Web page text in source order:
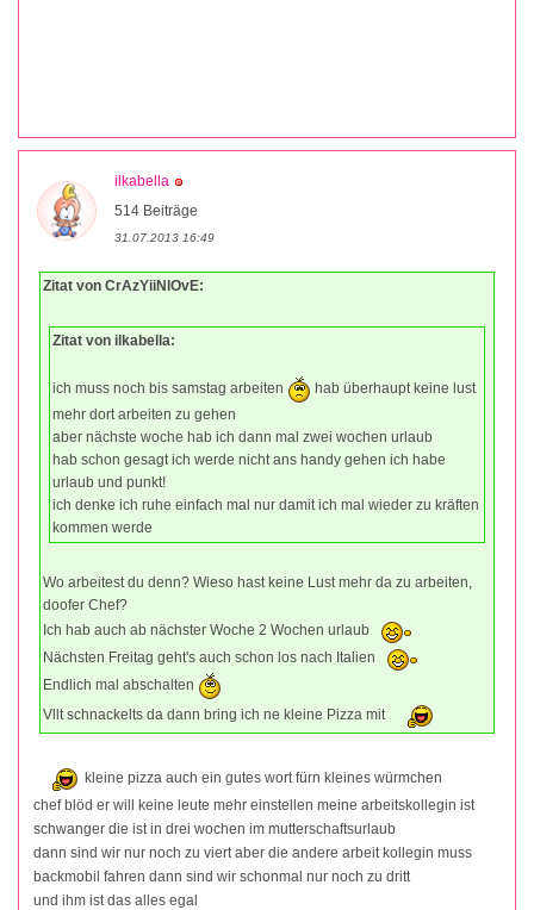
ilkabella
514 Beiträge
31.07.2013 16:49
Zitat von CrAzYiiNlOvE:
Zitat von ilkabella:
ich muss noch bis samstag arbeiten
hab überhaupt keine lust
mehr dort arbeiten zu gehen
aber nächste woche hab ich dann mal zwei wochen urlaub
hab schon gesagt ich werde nicht ans handy gehen ich habe
urlaub und punkt!
ich denke ich ruhe einfach mal nur damit ich mal wieder zu kräften
kommen werde
Wo arbeitest du denn? Wieso hast keine Lust mehr da zu arbeiten,
doofer Chef?
Ich hab auch ab nächster Woche 2 Wochen urlaub
Nächsten Freitag geht's auch schon los nach Italien
Endlich mal abschalten
Vllt schnackelts da dann bring ich ne kleine Pizza mit
kleine pizza auch ein gutes wort fürn kleines würmchen
chef blöd er will keine leute mehr einstellen meine arbeitskollegin ist
schwanger die ist in drei wochen im mutterschaftsurlaub
dann sind wir nur noch zu viert aber die andere arbeit kollegin muss
backmobil fahren dann sind wir schonmal nur noch zu dritt
und ihm ist das alles egal